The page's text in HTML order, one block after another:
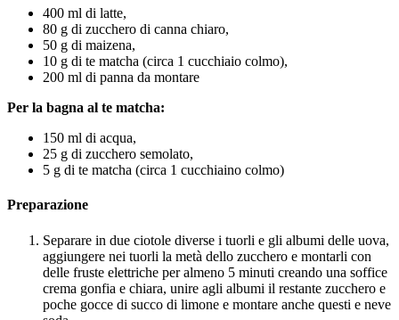
400 ml di latte,
80 g di zucchero di canna chiaro,
50 g di maizena,
10 g di te matcha (circa 1 cucchiaio colmo),
200 ml di panna da montare
Per la bagna al te matcha:
150 ml di acqua,
25 g di zucchero semolato,
5 g di te matcha (circa 1 cucchiaino colmo)
Preparazione
Separare in due ciotole diverse i tuorli e gli albumi delle uova,
aggiungere nei tuorli la metà dello zucchero e montarli con
delle fruste elettriche per almeno 5 minuti creando una soffice
crema gonfia e chiara, unire agli albumi il restante zucchero e
poche gocce di succo di limone e montare anche questi e neve